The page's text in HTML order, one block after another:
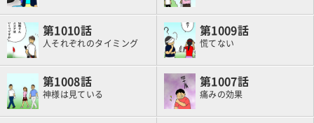
1010
人それぞれのタイミング
1009
慌てない
1008
神様は見ている
1007
痛みの効果